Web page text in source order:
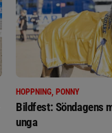
HOPPNING, PONNY
Bildfest: Söndagens
unga